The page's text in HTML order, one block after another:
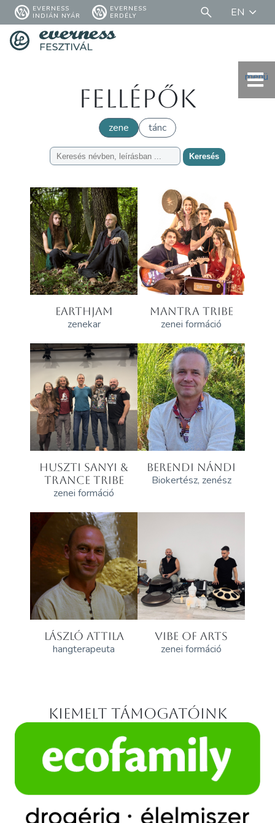
EVERNESS
INDIÁN NYÁR
EVERNESS
ERDÉLY
EN
menü
Fellépők
zene tánc
Keresés
EARTHJAM
zenekar
MANTRA TRIBE
zenei formáció
HUSZTI SANYI &
TRANCE TRIBE
zenei formáció
BERENDI NÁNDI
Biokertész, zenész
LÁSZLÓ ATTILA
hangterapeuta
VIBE OF ARTS
zenei formáció
Kiemelt támogatóink